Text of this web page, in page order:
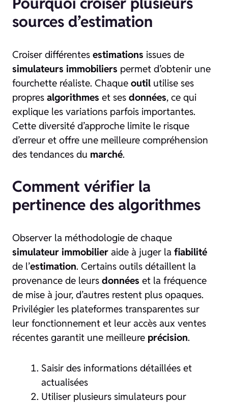
sources d’estimation
Croiser différentes estimations issues de
simulateurs immobiliers permet d’obtenir une
fourchette réaliste. Chaque outil utilise ses
propres algorithmes et ses données, ce qui
explique les variations parfois importantes.
Cette diversité d’approche limite le risque
d’erreur et offre une meilleure compréhension
des tendances du marché.
Comment vérifier la
pertinence des algorithmes
Observer la méthodologie de chaque
simulateur immobilier aide à juger la fiabilité
de l’estimation. Certains outils détaillent la
provenance de leurs données et la fréquence
de mise à jour, d’autres restent plus opaques.
Privilégier les plateformes transparentes sur
leur fonctionnement et leur accès aux ventes
récentes garantit une meilleure précision.
Saisir des informations détaillées et
actualisées
Utiliser plusieurs simulateurs pour